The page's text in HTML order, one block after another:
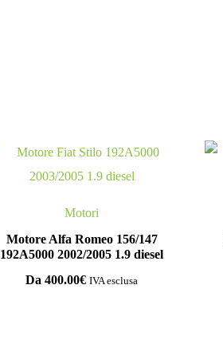
Motori
Motore Alfa Romeo 156/147
192A5000 2002/2005 1.9 diesel
Da 400.00€ IVA esclusa